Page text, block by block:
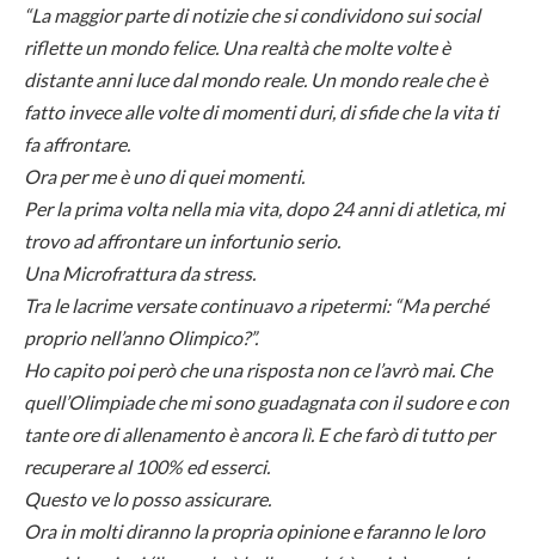
“La maggior parte di notizie che si condividono sui social
riflette un mondo felice. Una realtà che molte volte è
distante anni luce dal mondo reale. Un mondo reale che è
fatto invece alle volte di momenti duri, di sfide che la vita ti
fa affrontare.
Ora per me è uno di quei momenti.
Per la prima volta nella mia vita, dopo 24 anni di atletica, mi
trovo ad affrontare un infortunio serio.
Una Microfrattura da stress.
Tra le lacrime versate continuavo a ripetermi: “Ma perché
proprio nell’anno Olimpico?”.
Ho capito poi però che una risposta non ce l’avrò mai. Che
quell’Olimpiade che mi sono guadagnata con il sudore e con
tante ore di allenamento è ancora lì. E che farò di tutto per
recuperare al 100% ed esserci.
Questo ve lo posso assicurare.
Ora in molti diranno la propria opinione e faranno le loro